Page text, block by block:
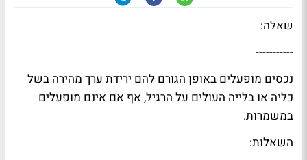
שאלה:
-----------
נכסים מופעלים באופן הגורם להם ירידת ערך מהירה בשל
כליה או בלייה העולים על הרגיל, אף אם אינם מופעלים
במשמרות.
השאלות: